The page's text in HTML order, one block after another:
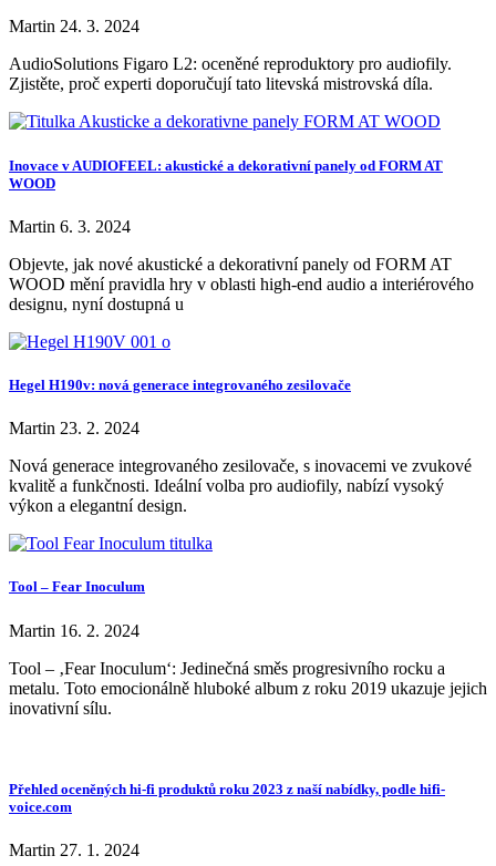
Martin 24. 3. 2024
AudioSolutions Figaro L2: oceněné reproduktory pro audiofily.
Zjistěte, proč experti doporučují tato litevská mistrovská díla.
Inovace v AUDIOFEEL: akustické a dekorativní panely od FORM AT
WOOD
Martin 6. 3. 2024
Objevte, jak nové akustické a dekorativní panely od FORM AT
WOOD mění pravidla hry v oblasti high-end audio a interiérového
designu, nyní dostupná u
Hegel H190v: nová generace integrovaného zesilovače
Martin 23. 2. 2024
Nová generace integrovaného zesilovače, s inovacemi ve zvukové
kvalitě a funkčnosti. Ideální volba pro audiofily, nabízí vysoký
výkon a elegantní design.
Tool – Fear Inoculum
Martin 16. 2. 2024
Tool – ‚Fear Inoculum‘: Jedinečná směs progresivního rocku a
metalu. Toto emocionálně hluboké album z roku 2019 ukazuje jejich
inovativní sílu.
Přehled oceněných hi-fi produktů roku 2023 z naší nabídky, podle hifi-
voice.com
Martin 27. 1. 2024